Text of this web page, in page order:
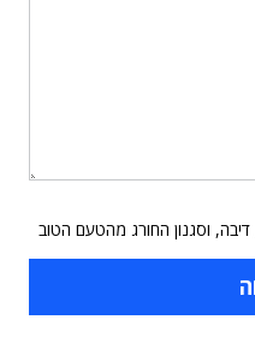
וסגנון החורג מהטעם הטוב